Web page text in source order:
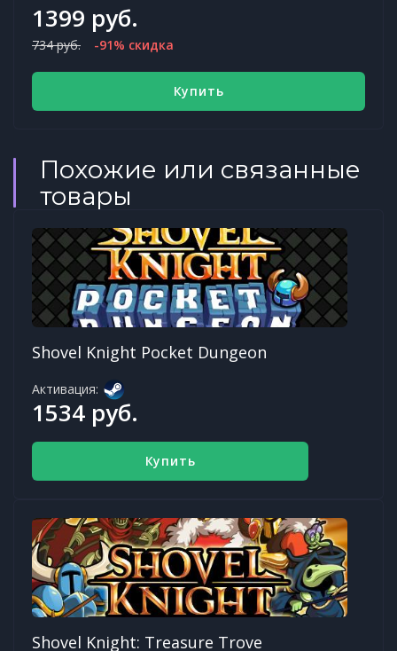
1399 руб.
734 руб. -91% скидка
Купить
Похожие или связанные
товары
Shovel Knight Pocket Dungeon
Активация:
1534 руб.
Купить
Shovel Knight: Treasure Trove